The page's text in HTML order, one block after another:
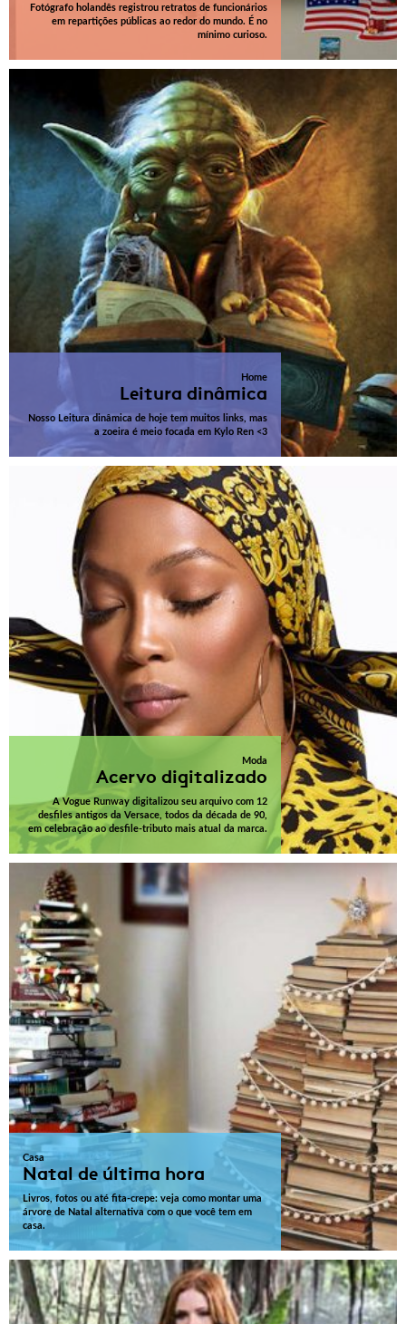
Fotógrafo holandês registrou retratos de funcionários
em repartições públicas ao redor do mundo. É no
mínimo curioso.
Home
Leitura dinâmica
Nosso Leitura dinâmica de hoje tem muitos links, mas
a zoeira é meio focada em Kylo Ren <3
Moda
Acervo digitalizado
A Vogue Runway digitalizou seu arquivo com 12
desfiles antigos da Versace, todos da década de 90,
em celebração ao desfile-tributo mais atual da marca.
Casa
Natal de última hora
Livros, fotos ou até fita-crepe: veja como montar uma
árvore de Natal alternativa com o que você tem em
casa.